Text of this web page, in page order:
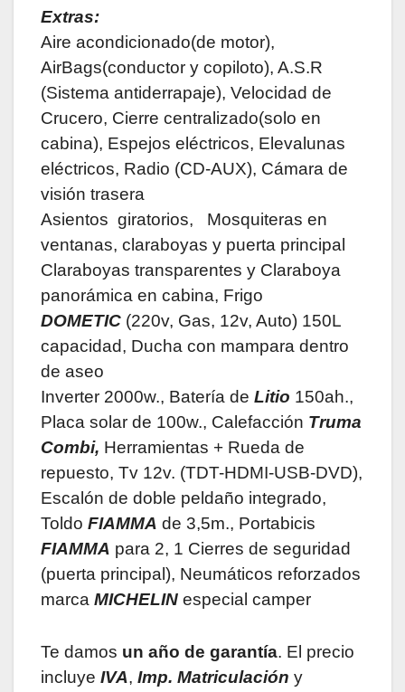
Extras:
Aire acondicionado(de motor),
AirBags(conductor y copiloto), A.S.R
(Sistema antiderrapaje), Velocidad de
Crucero, Cierre centralizado(solo en
cabina), Espejos eléctricos, Elevalunas
eléctricos, Radio (CD-AUX), Cámara de
visión trasera
Asientos giratorios, Mosquiteras en
ventanas, claraboyas y puerta principal
Claraboyas transparentes y Claraboya
panorámica en cabina, Frigo
DOMETIC (220v, Gas, 12v, Auto) 150L
capacidad, Ducha con mampara dentro
de aseo
Inverter 2000w., Batería de Litio 150ah.,
Placa solar de 100w., Calefacción Truma
Combi, Herramientas + Rueda de
repuesto, Tv 12v. (TDT-HDMI-USB-DVD),
Escalón de doble peldaño integrado,
Toldo FIAMMA de 3,5m., Portabicis
FIAMMA para 2, 1 Cierres de seguridad
(puerta principal), Neumáticos reforzados
marca MICHELIN especial camper
Te damos un año de garantía. El precio
incluye IVA, Imp. Matriculación y